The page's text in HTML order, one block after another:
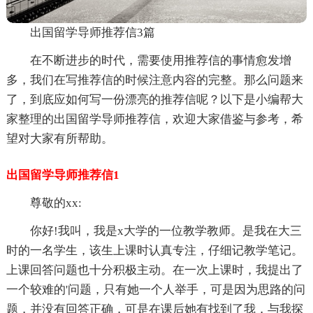
出国留学导师推荐信3篇
在不断进步的时代，需要使用推荐信的事情愈发增
多，我们在写推荐信的时候注意内容的完整。那么问题来
了，到底应如何写一份漂亮的推荐信呢？以下是小编帮大
家整理的出国留学导师推荐信，欢迎大家借鉴与参考，希
望对大家有所帮助。
出国留学导师推荐信1
尊敬的xx:
你好!我叫，我是x大学的一位教学教师。是我在大三
时的一名学生，该生上课时认真专注，仔细记教学笔记。
上课回答问题也十分积极主动。在一次上课时，我提出了
一个较难的'问题，只有她一个人举手，可是因为思路的问
题，并没有回答正确，可是在课后她有找到了我，与我探